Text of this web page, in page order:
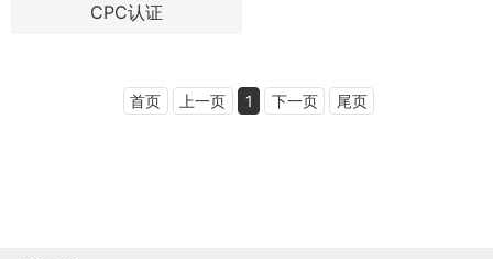
CPC认证
首页 上一页 1 下一页 尾页